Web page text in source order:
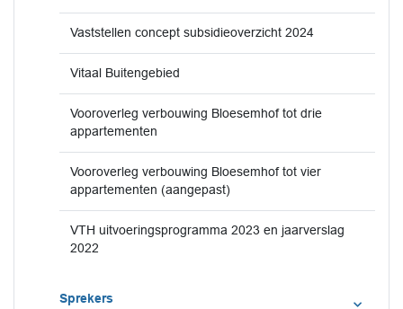
Vaststellen concept subsidieoverzicht 2024
Vitaal Buitengebied
Vooroverleg verbouwing Bloesemhof tot drie
appartementen
Vooroverleg verbouwing Bloesemhof tot vier
appartementen (aangepast)
VTH uitvoeringsprogramma 2023 en jaarverslag
2022
Sprekers